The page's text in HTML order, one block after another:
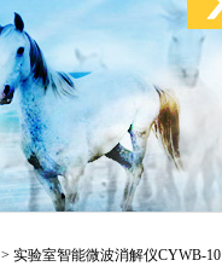
> 实验室智能微波消解仪CYWB-10